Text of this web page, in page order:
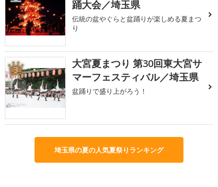
踊大会／埼玉県
伝統の盆やぐらと盆踊りが楽しめる夏まつ
り
3
大宮夏まつり 第30回東大宮サ
マーフェスティバル／埼玉県
盆踊りで盛り上がろう！
埼玉県の夏の人気夏祭りランキング